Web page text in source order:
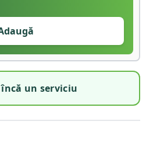
un serviciu